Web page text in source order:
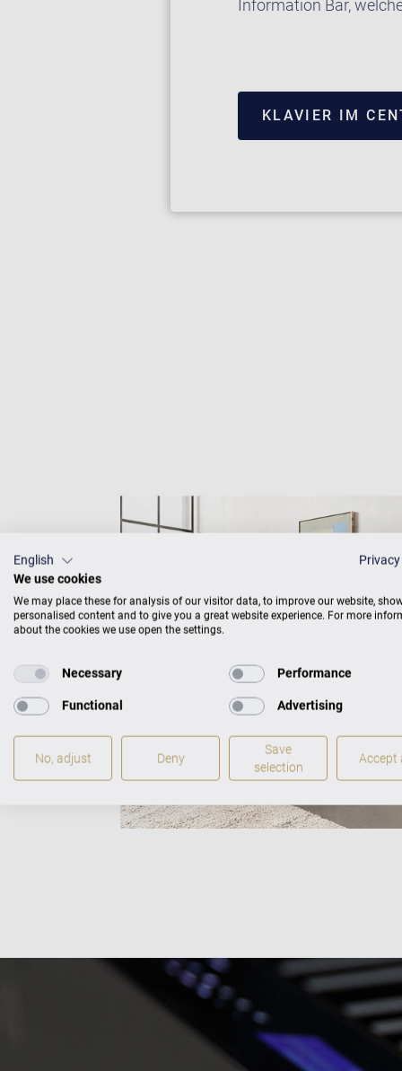
Information Bar,
KLAVIER IM
English
We use cookies
We may place these for analysis of our visitor data, to improve our website,
personalised content and to give you a great website experience. For more
about the cookies we use open the settings.
Necessary Performance
Functional Advertising
No, adjust Deny
Save
selection
Accept